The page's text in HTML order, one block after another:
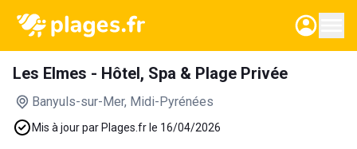
Les Elmes - Hôtel, Spa & Plage Privée
Banyuls-sur-Mer, Midi-Pyrénées
Mis à jour par Plages.fr le 16/04/2026